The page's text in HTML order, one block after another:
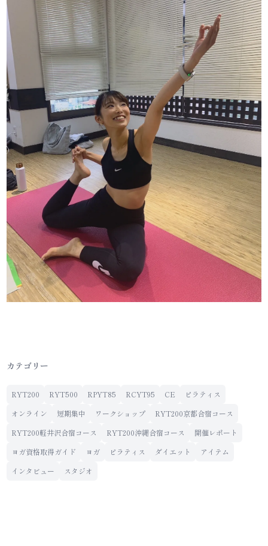
カテゴリー
RYT200 RYT500 RPYT85 RCYT95 CE
ピラティス
オンライン
短期集中 ワークショップ
RYT200京都合宿コース
RYT200軽井沢合宿コース
RYT200沖縄合宿コース
開催レポート
ヨガ資格取得ガイド
ヨガ ピラティス ダイエット
アイテム
インタビュー
スタジオ